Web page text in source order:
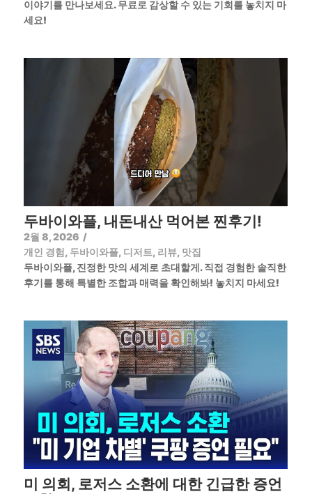
이야기를 만나보세요. 무료로 감상할 수 있는 기회를 놓치지 마
세요!
두바이와플, 내돈내산 먹어본 찐후기!
2월 8, 2026 /
개인 경험, 두바이와플, 디저트, 리뷰, 맛집
두바이와플, 진정한 맛의 세계로 초대할게. 직접 경험한 솔직한
후기를 통해 특별한 조합과 매력을 확인해봐! 놓치지 마세요!
미 의회, 로저스 소환에 대한 긴급한 증언